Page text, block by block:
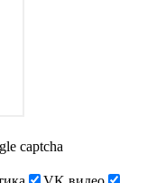
captcha